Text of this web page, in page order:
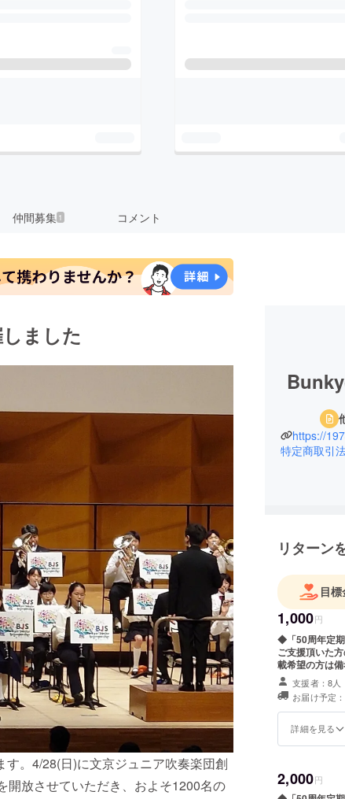
仲間募集 1 コメント
ました
。4/28(日)に文京ジュニア吹奏楽団創
開放させていただき、およそ1200名の
https://
特定商取引
リターン
目
1,000円
◆「50周年定
ご支援頂いた
載希望の方は備
支援者：8人
お届け予定
詳細を見る
2,000円